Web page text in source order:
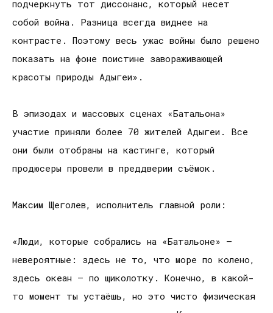
подчеркнуть тот диссонанс, который несет
собой война. Разница всегда виднее на
контрасте. Поэтому весь ужас войны было решено
показать на фоне поистине завораживающей
красоты природы Адыгеи».
В эпизодах и массовых сценах «Батальона»
участие приняли более 70 жителей Адыгеи. Все
они были отобраны на кастинге, который
продюсеры провели в преддверии съёмок.
Максим Щеголев, исполнитель главной роли:
«Люди, которые собрались на «Батальоне» –
невероятные: здесь не то, что море по колено,
здесь океан – по щиколотку. Конечно, в какой-
то момент ты устаёшь, но это чисто физическая